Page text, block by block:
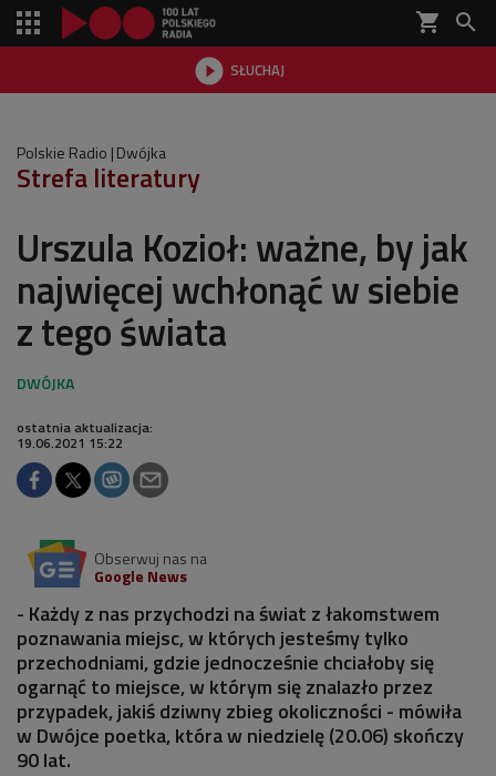
shopping_cart 
 SŁUCHAJ

Polskie Radio Dwójka
Strefa literatury
Urszula Kozioł: ważne, by jak
najwięcej wchłonąć w siebie
z tego świata
ostatnia aktualizacja:
19.06.2021 15:22
Obserwuj nas na
Google News
- Każdy z nas przychodzi na świat z łakomstwem
poznawania miejsc, w których jesteśmy tylko
przechodniami, gdzie jednocześnie chciałoby się
ogarnąć to miejsce, w którym się znalazło przez
przypadek, jakiś dziwny zbieg okoliczności - mówiła
w Dwójce poetka, która w niedzielę (20.06) skończy
90 lat.